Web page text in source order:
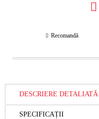
Recomandă
DESCRIERE DETALIATĂ
SPECIFICAȚII